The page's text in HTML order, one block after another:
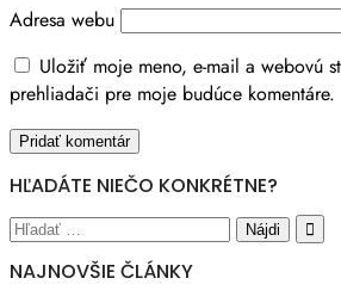
Adresa webu
Uložiť moje meno, e-mail a webovú
prehliadači pre moje budúce komentáre.
HĽADÁTE NIEČO KONKRÉTNE?
NAJNOVŠIE ČLÁNKY